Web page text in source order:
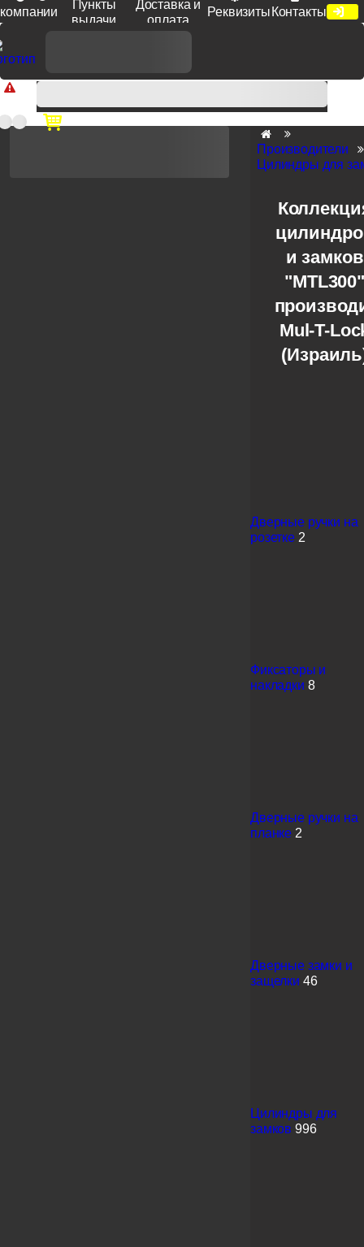
компании
Пункты
выдачи
Доставка и
оплата
Реквизиты Контакты
Доп. скидка от цен на сайте 7% при заказе от 50 тыс. руб
продукции Venezia, Fratelli, Tupai, Extreza, Melodia, Forme при
оплате по счету.
Производители
Цилиндры для
и замков
"MTL300"
Mul-T-
Дверные ручки на
розетке 2
Фиксаторы и
накладки 8
Дверные ручки на
планке 2
Дверные замки и
защелки 46
Цилиндры для
замков 996